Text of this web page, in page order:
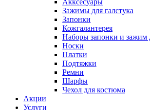
Акксесуары
Зажимы для галстука
Запонки
Кожгалантерея
Наборы запонки и зажим
Носки
Платки
Подтяжки
Ремни
Шарфы
Чехол для костюма
Акции
Услуги